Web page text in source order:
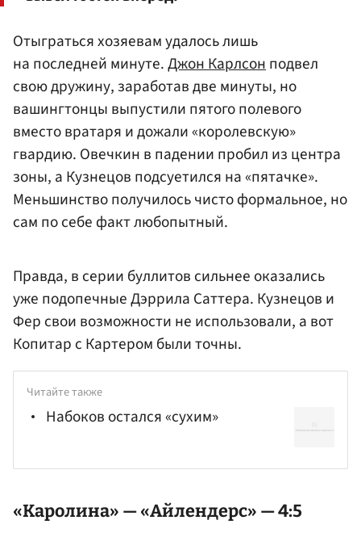
Отыграться хозяевам удалось лишь
на последней минуте.Джон Карлсонподвел
свою дружину, заработав две минуты, но
вашингтонцы выпустили пятого полевого
вместо вратаря и дожали «королевскую»
гвардию. Овечкин в падении пробил из центра
зоны, а Кузнецов подсуетился на «пятачке».
Меньшинство получилось чисто формальное, но
сам по себе факт любопытный.
Правда, в серии буллитов сильнее оказались
уже подопечные Дэррила Саттера. Кузнецов и
Фер свои возможности не использовали, а вот
Копитар с Картером были точны.
Читайте также
Набоков остался «сухим»
«Каролина» — «Айлендерс» — 4:5